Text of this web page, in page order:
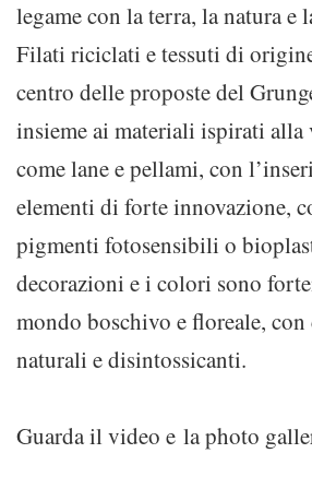
legame con la terra, la natura e
Filati riciclati e tessuti di
centro delle proposte del
insieme ai materiali ispirati alla
come lane e pellami, con
elementi di forte innovazione,
pigmenti fotosensibili o
decorazioni e i colori sono
mondo boschivo e floreale,
naturali e disintossicanti.
Guarda il video e la photo